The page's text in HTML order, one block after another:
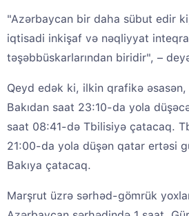
"Azərbaycan bir daha sübut edir
iqtisadi inkişaf və nəqliyyat
təşəbbüskarlarından biridir", –
Qeyd edək ki, ilkin qrafikə
Bakıdan saat 23:10-da yola
saat 08:41-də Tbilisiyə çatacaq.
21:00-da yola düşən qatar ertəsi
Bakıya çatacaq.
Marşrut üzrə sərhəd-gömrük